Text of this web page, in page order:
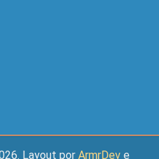
Layout por ArmrDev e